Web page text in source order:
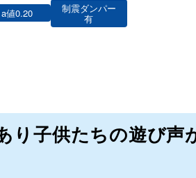
a値0.20 制震ダンパー
有
り子供たちの遊び声